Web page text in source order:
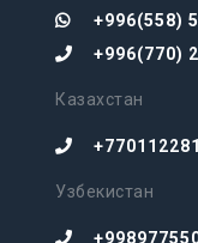
+996(558)
+996(770)
Казахстан
Узбекистан